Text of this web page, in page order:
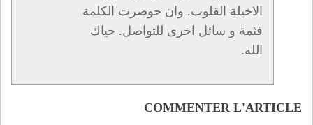
الاخيلة القلوب. وان حوصرت الكلمة
فثمة و سائل اخرى للتواصل. حياك
الله.
COMMENTER L'ARTICLE